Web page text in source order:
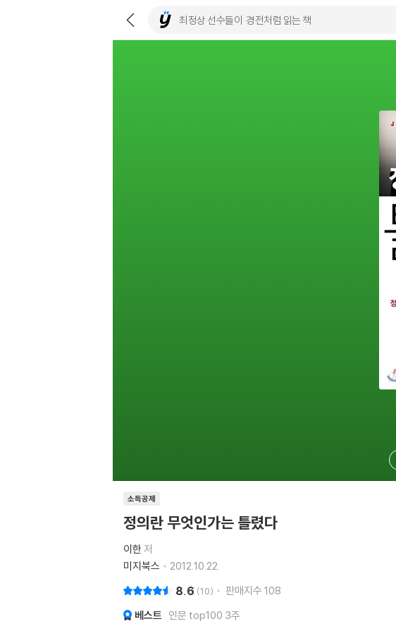
소득공제
정의란 무엇인가는 틀렸다
이한 저
미지북스
2012.10.22.
8.6 10 판매지수 108
베스트 인문 top100 3주